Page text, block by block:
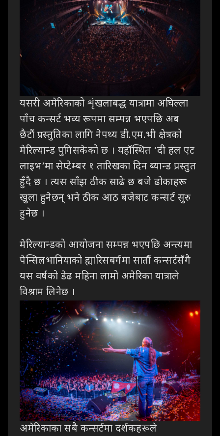
यसरी अमेरिकाको शृंखलाबद्ध यात्रामा अघिल्ला
पाँच कन्सर्ट भव्य रूपमा सम्पन्न भएपछि अब
छैटौं प्रस्तुतिका लागि नेपथ्य डी.एम.भी क्षेत्रको
मेरिल्यान्ड पुगिसकेको छ । यहाँस्थित ‘दी हल एट
लाइभ’मा सेप्टेम्बर १ तारिखका दिन ब्यान्ड प्रस्तुत
हुँदै छ । त्यस साँझ ठीक साढे छ बजे ढोकाहरू
खुला हुनेछन् भने ठीक आठ बजेबाट कन्सर्ट सुरु
हुनेछ ।
मेरिल्यान्डको आयोजना सम्पन्न भएपछि अन्त्यमा
पेन्सिलभानियाको ह्यारिसबर्गमा सातौं कन्सर्टसँगै
यस वर्षको डेढ महिना लामो अमेरिका यात्राले
विश्राम लिनेछ ।
अमेरिकाका सबै कन्सर्टमा दर्शकहरूले